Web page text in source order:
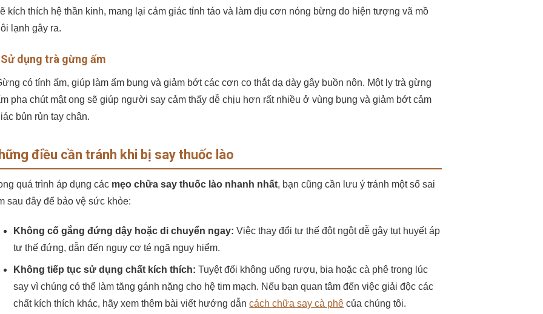
kích thích hệ thần kinh, mang lại cảm giác tỉnh táo và làm dịu cơn nóng bừng do hiện tượng vã mồ
lạnh gây ra.
dụng trà gừng ấm
có tính ấm, giúp làm ấm bụng và giảm bớt các cơn co thắt dạ dày gây buồn nôn. Một ly trà gừng
pha chút mật ong sẽ giúp người say cảm thấy dễ chịu hơn rất nhiều ở vùng bụng và giảm bớt cảm
bủn rủn tay chân.
điều cần tránh khi bị say thuốc lào
quá trình áp dụng các mẹo chữa say thuốc lào nhanh nhất, bạn cũng cần lưu ý tránh một số sai
sau đây để bảo vệ sức khỏe:
Không cố gắng đứng dậy hoặc di chuyển ngay: Việc thay đổi tư thế đột ngột dễ gây tụt huyết áp
tư thế đứng, dẫn đến nguy cơ té ngã nguy hiểm.
Không tiếp tục sử dụng chất kích thích: Tuyệt đối không uống rượu, bia hoặc cà phê trong lúc
say vì chúng có thể làm tăng gánh nặng cho hệ tim mạch. Nếu bạn quan tâm đến việc giải độc các
chất kích thích khác, hãy xem thêm bài viết hướng dẫncách chữa say cà phê của chúng tôi.